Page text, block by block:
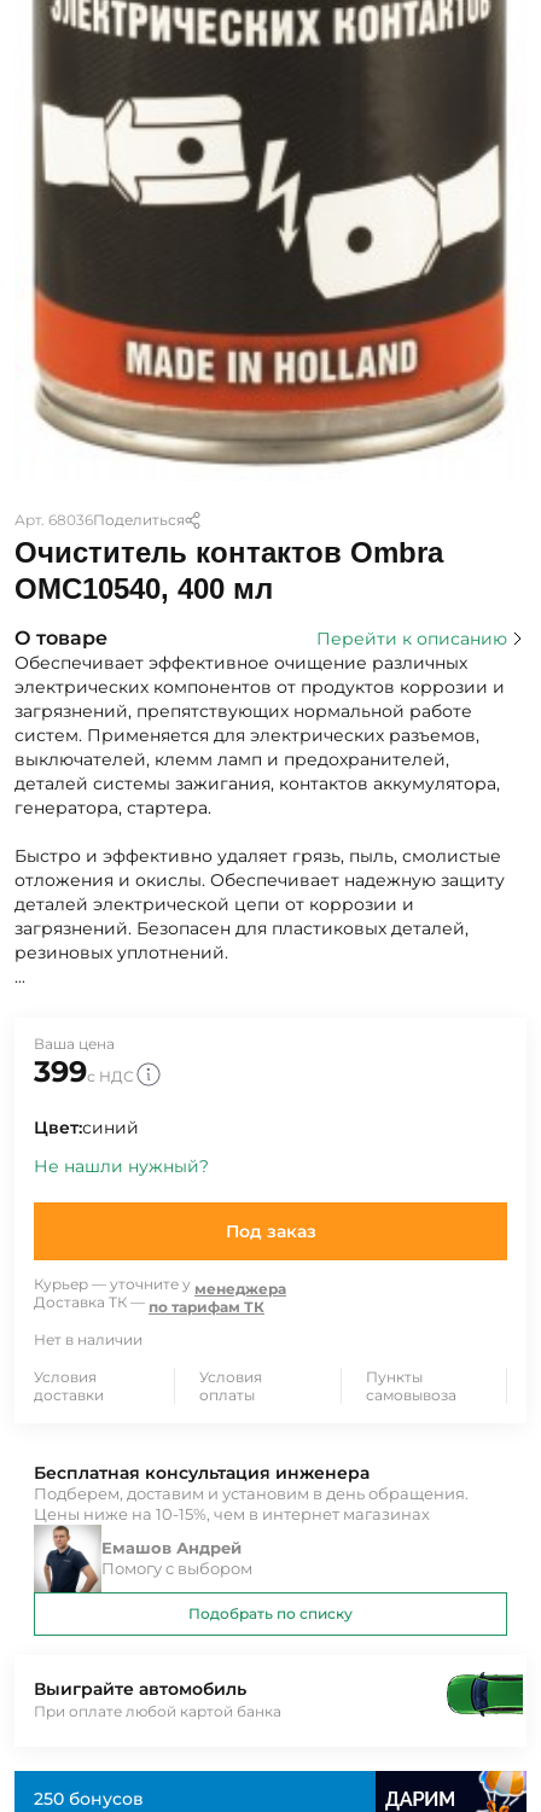
Арт. 68036Поделиться
Очиститель контактов Ombra
OMC10540, 400 мл
О товаре
Перейти к описанию
Обеспечивает эффективное очищение различных
электрических компонентов от продуктов коррозии и
загрязнений, препятствующих нормальной работе
систем. Применяется для электрических разъемов,
выключателей, клемм ламп и предохранителей,
деталей системы зажигания, контактов аккумулятора,
генератора, стартера.
Быстро и эффективно удаляет грязь, пыль, смолистые
отложения и окислы. Обеспечивает надежную защиту
деталей электрической цепи от коррозии и
загрязнений. Безопасен для пластиковых деталей,
резиновых уплотнений.
...
Ваша цена
399с НДС
Цвет:синий
Не нашли нужный?
Под заказ
Курьер — уточните у менеджера
Доставка ТК — по тарифам ТК
Нет в наличии
Условия
доставки
Условия
оплаты
Пункты
самовывоза
Выиграйте автомобиль
При оплате любой картой банка
250 бонусов
Бесплатная консультация инженера
Подберем, доставим и установим в день обращения.
Цены ниже на 10-15%, чем в интернет магазинах
Емашов Андрей
Помогу с выбором
Подобрать по списку